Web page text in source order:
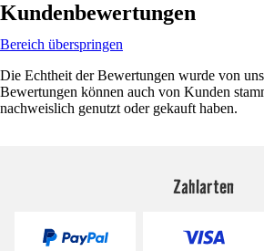
Kundenbewertungen
Bereich überspringen
Die Echtheit der Bewertungen wurde von
Bewertungen können auch von Kunden
nachweislich genutzt oder gekauft haben.
Zahlarten